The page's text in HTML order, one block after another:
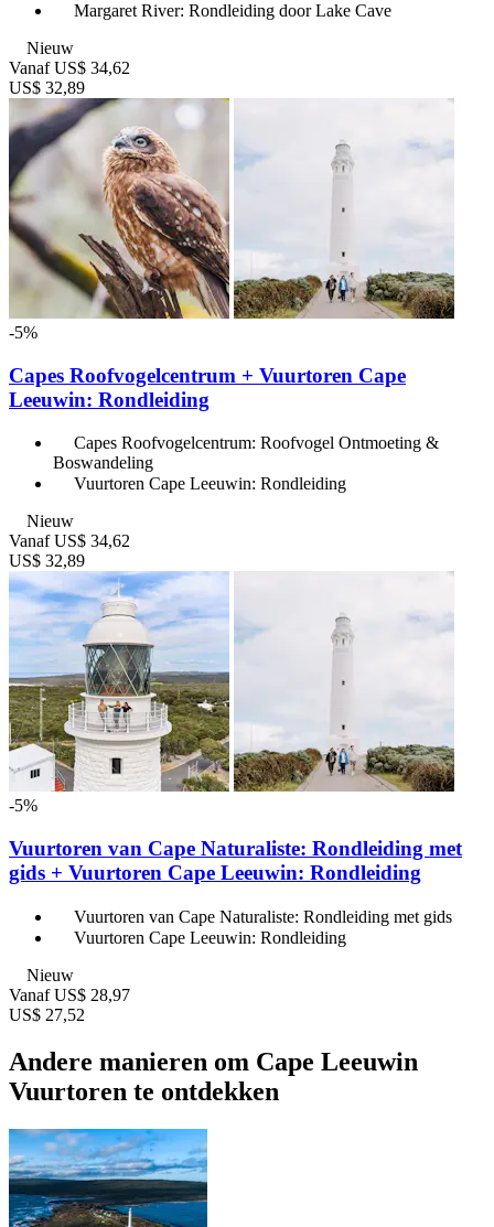
Margaret River: Rondleiding door Lake Cave
Nieuw
Vanaf US$ 34,62
US$ 32,89
-5%
Capes Roofvogelcentrum + Vuurtoren Cape
Leeuwin: Rondleiding
Capes Roofvogelcentrum: Roofvogel Ontmoeting &
Boswandeling
Vuurtoren Cape Leeuwin: Rondleiding
Nieuw
Vanaf US$ 34,62
US$ 32,89
-5%
Vuurtoren van Cape Naturaliste: Rondleiding met
gids + Vuurtoren Cape Leeuwin: Rondleiding
Vuurtoren van Cape Naturaliste: Rondleiding met gids
Vuurtoren Cape Leeuwin: Rondleiding
Nieuw
Vanaf US$ 28,97
US$ 27,52
Andere manieren om Cape Leeuwin
Vuurtoren te ontdekken